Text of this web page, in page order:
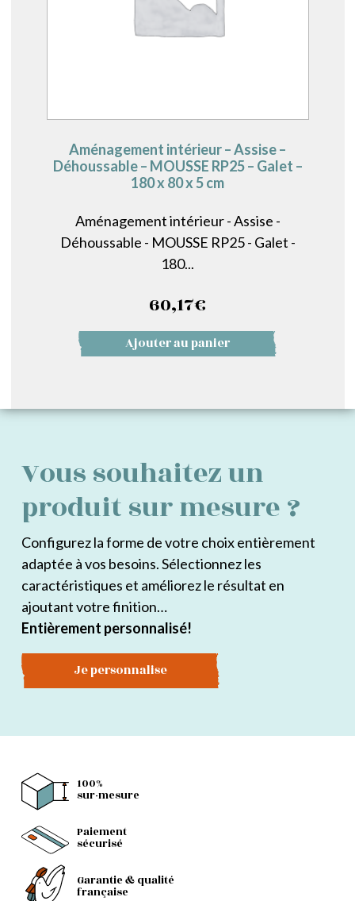
Aménagement intérieur – Assise –
Déhoussable – MOUSSE RP25 – Galet –
180 x 80 x 5 cm
Aménagement intérieur - Assise -
Déhoussable - MOUSSE RP25 - Galet -
180...
60,17€
Ajouter au panier
Vous souhaitez un
produit sur mesure ?
Configurez la forme de votre choix entièrement
adaptée à vos besoins. Sélectionnez les
caractéristiques et améliorez le résultat en
ajoutant votre finition…
Entièrement personnalisé!
Je personnalise
100%
sur-mesure
Paiement
sécurisé
Garantie & qualité
française